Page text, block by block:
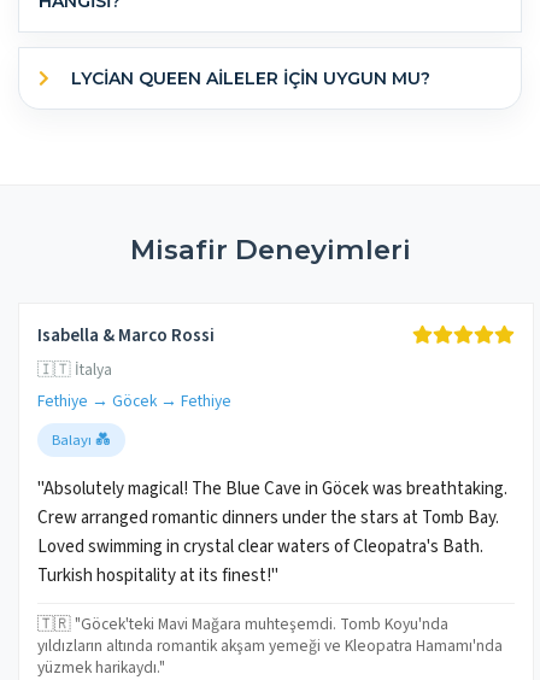
LYCIAN QUEEN AILELER IÇIN UYGUN MU?
Misafir Deneyimleri
Isabella & Marco Rossi
🇮🇹 İtalya
Fethiye → Göcek → Fethiye
Balayı 💑
"Absolutely magical! The Blue Cave in Göcek was breathtaking.
Crew arranged romantic dinners under the stars at Tomb Bay.
Loved swimming in crystal clear waters of Cleopatra's Bath.
Turkish hospitality at its finest!"
🇹🇷 "Göcek'teki Mavi Mağara muhteşemdi. Tomb Koyu'nda
yıldızların altında romantik akşam yemeği ve Kleopatra Hamamı'nda
yüzmek harikaydı."